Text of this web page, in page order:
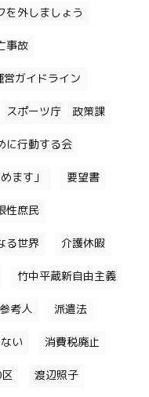
を外しましょう
事故
ガイドライン
スポーツ庁 政策課
に行動する会
ます」 要望書
性庶民
る世界 介護休暇
竹中平蔵新自由主義
考人 派遣法
い 消費税廃止
渡辺照子